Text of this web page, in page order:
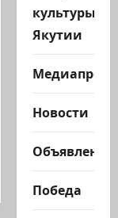
культуры
Якутии
Новости
Объявления
Победа